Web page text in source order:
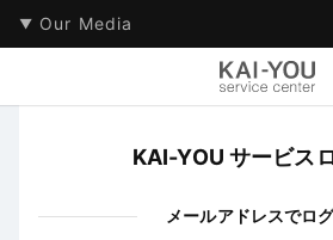
Our Media
KAI-YOU サービス
メールアドレスでロ